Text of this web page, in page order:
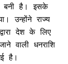
बनी है। इसके
उन्होंने राज्य
देश के लिए
वाली धनराशि
है।